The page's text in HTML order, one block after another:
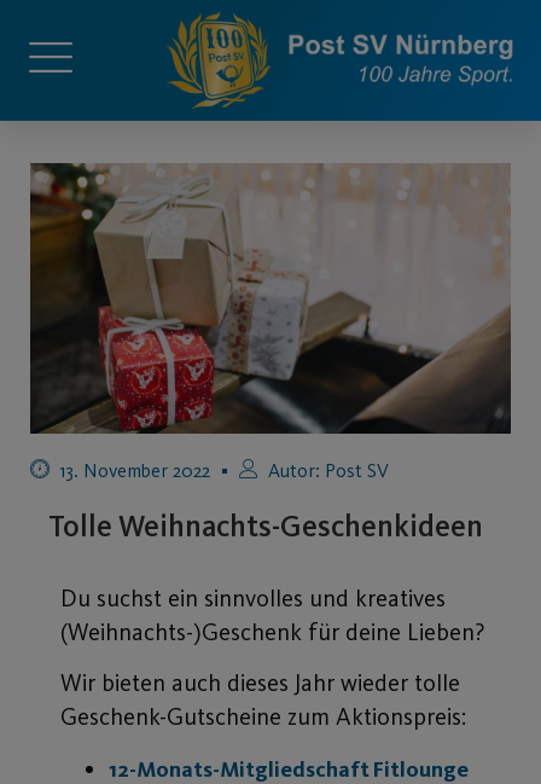
13. November 2022 Autor: Post SV
Tolle Weihnachts-Geschenkideen
Du suchst ein sinnvolles und kreatives
(Weihnachts-)Geschenk für deine Lieben?
Wir bieten auch dieses Jahr wieder tolle
Geschenk-Gutscheine zum Aktionspreis:
12-Monats-Mitgliedschaft Fitlounge